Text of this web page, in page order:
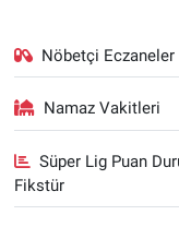
Nöbetçi Eczaneler
Namaz Vakitleri
Süper Lig Puan
Fikstür